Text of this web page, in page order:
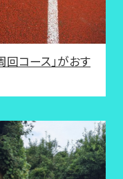
回コース」がおす